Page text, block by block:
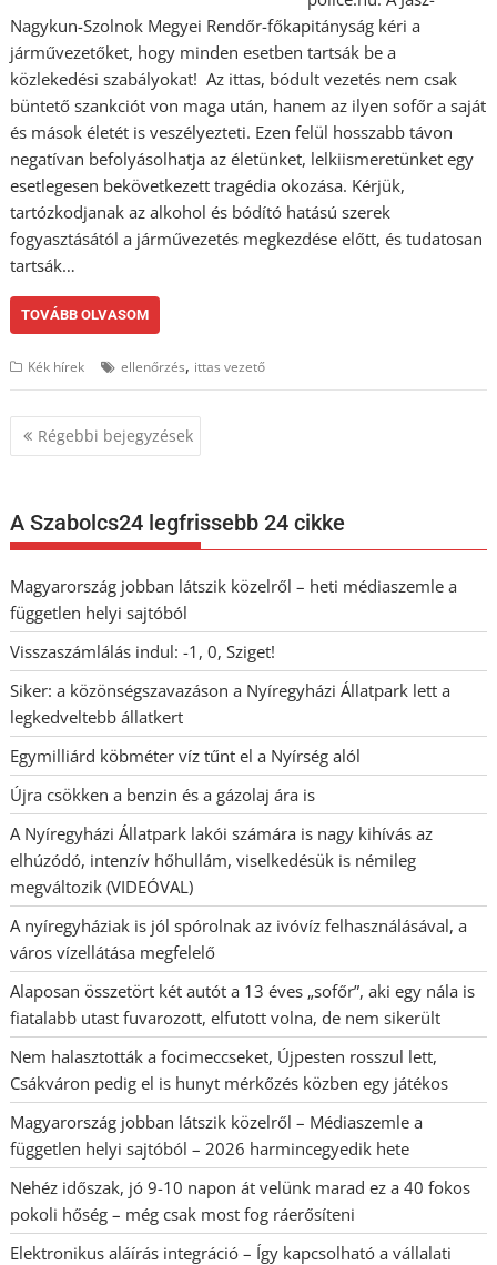
Nagykun-Szolnok Megyei Rendőr-főkapitányság kéri a
járművezetőket, hogy minden esetben tartsák be a
közlekedési szabályokat! Az ittas, bódult vezetés nem csak
büntető szankciót von maga után, hanem az ilyen sofőr a saját
és mások életét is veszélyezteti. Ezen felül hosszabb távon
negatívan befolyásolhatja az életünket, lelkiismeretünket egy
esetlegesen bekövetkezett tragédia okozása. Kérjük,
tartózkodjanak az alkohol és bódító hatású szerek
fogyasztásától a járművezetés megkezdése előtt, és tudatosan
tartsák…
TOVÁBB OLVASOM
Kék hírek ellenőrzés, ittas vezető
Bejegyzés
navigáció
Régebbi bejegyzések
A Szabolcs24 legfrissebb 24 cikke
Magyarország jobban látszik közelről – heti médiaszemle a
független helyi sajtóból
Visszaszámlálás indul: -1, 0, Sziget!
Siker: a közönségszavazáson a Nyíregyházi Állatpark lett a
legkedveltebb állatkert
Egymilliárd köbméter víz tűnt el a Nyírség alól
Újra csökken a benzin és a gázolaj ára is
A Nyíregyházi Állatpark lakói számára is nagy kihívás az
elhúzódó, intenzív hőhullám, viselkedésük is némileg
megváltozik (VIDEÓVAL)
A nyíregyháziak is jól spórolnak az ivóvíz felhasználásával, a
város vízellátása megfelelő
Alaposan összetört két autót a 13 éves „sofőr”, aki egy nála is
fiatalabb utast fuvarozott, elfutott volna, de nem sikerült
Nem halasztották a focimeccseket, Újpesten rosszul lett,
Csákváron pedig el is hunyt mérkőzés közben egy játékos
Magyarország jobban látszik közelről – Médiaszemle a
független helyi sajtóból – 2026 harmincegyedik hete
Nehéz időszak, jó 9-10 napon át velünk marad ez a 40 fokos
pokoli hőség – még csak most fog ráerősíteni
Elektronikus aláírás integráció – Így kapcsolható a vállalati